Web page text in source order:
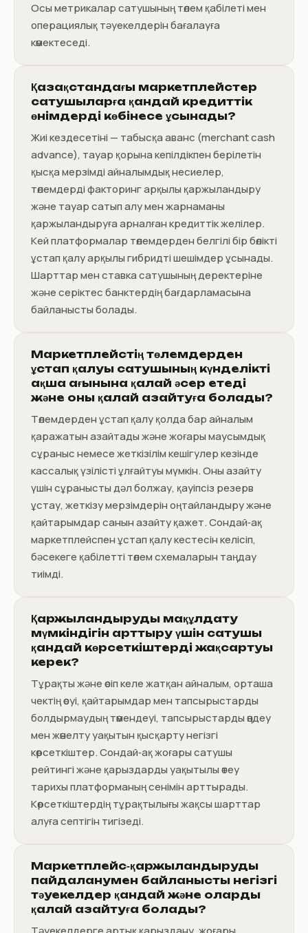
Осы метрикалар сатушының төлем қабілеті мен
операциялық тәуекелдерін бағалауға
көмектеседі.
Қазақстандағы маркетплейстер
сатушыларға қандай кредиттік
өнімдерді көбінесе ұсынады?
Жиі кездесетіні — табысқа аванс (merchant cash
advance), тауар қорына кепілдікпен берілетін
қысқа мерзімді айналымдық несиелер,
төлемдерді факторинг арқылы қаржыландыру
және тауар сатып алу мен жарнаманы
қаржыландыруға арналған кредиттік желілер.
Кей платформалар төлемдерден белгілі бір бөлікті
ұстап қалу арқылы гибридті шешімдер ұсынады.
Шарттар мен ставка сатушының деректеріне
және серіктес банктердің бағдарламасына
байланысты болады.
Маркетплейстің төлемдерден
ұстап қалуы сатушының күнделікті
ақша ағынына қалай әсер етеді
және оны қалай азайтуға болады?
Төлемдерден ұстап қалу қолда бар айналым
қаражатын азайтады және жоғары маусымдық
сұраныс немесе жеткізілім кешігулер кезінде
кассалық үзілісті ұлғайтуы мүмкін. Оны азайту
үшін сұранысты дәл болжау, қауіпсіз резерв
ұстау, жеткізу мерзімдерін оңтайландыру және
қайтарымдар санын азайту қажет. Сондай‑ақ
маркетплейспен ұстап қалу кестесін келісіп,
бәсекеге қабілетті төлем схемаларын таңдау
тиімді.
Қаржыландыруды мақұлдату
мүмкіндігін арттыру үшін сатушы
қандай көрсеткіштерді жақсартуы
керек?
Тұрақты және өсіп келе жатқан айналым, орташа
чектің өсуі, қайтарымдар мен тапсырыстарды
болдырмаудың төмендеуі, тапсырыстарды өңдеу
мен жөнелту уақытын қысқарту негізгі
көрсеткіштер. Сондай‑ақ жоғары сатушы
рейтингі және қарыздарды уақытылы өтеу
тарихы платформаның сенімін арттырады.
Көрсеткіштердің тұрақтылығы жақсы шарттар
алуға септігін тигізеді.
Маркетплейс‑қаржыландыруды
пайдаланумен байланысты негізгі
тәуекелдер қандай және оларды
қалай азайтуға болады?